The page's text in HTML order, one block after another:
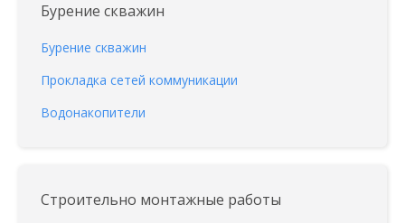
Бурение скважин
Бурение скважин
Прокладка сетей коммуникации
Водонакопители
Строительно монтажные работы